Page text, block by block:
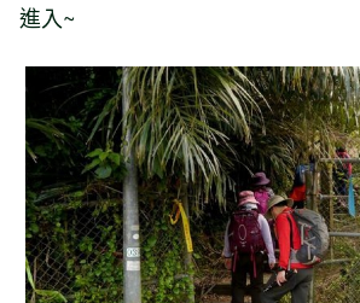
進入~